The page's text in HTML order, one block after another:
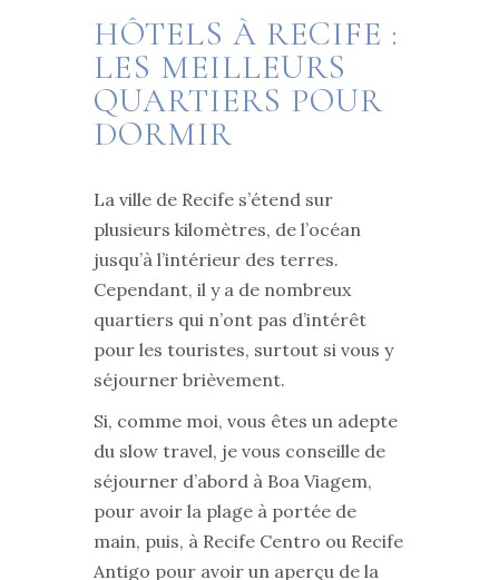
HÔTELS À RECIFE :
LES MEILLEURS
QUARTIERS POUR
DORMIR
La ville de Recife s’étend sur
plusieurs kilomètres, de l’océan
jusqu’à l’intérieur des terres.
Cependant, il y a de nombreux
quartiers qui n’ont pas d’intérêt
pour les touristes, surtout si vous y
séjourner brièvement.
Si, comme moi, vous êtes un adepte
du slow travel, je vous conseille de
séjourner d’abord à Boa Viagem,
pour avoir la plage à portée de
main, puis, à Recife Centro ou Recife
Antigo pour avoir un aperçu de la